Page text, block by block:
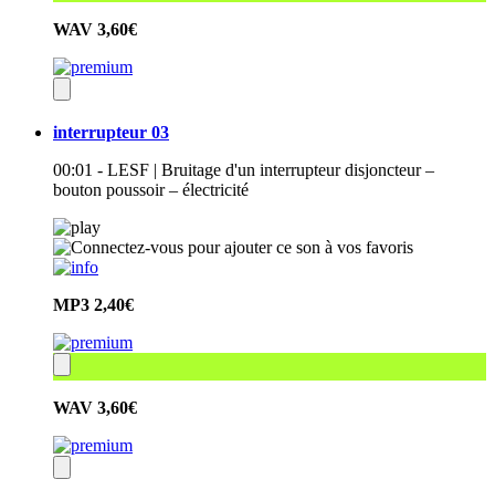
WAV 3,60€
interrupteur 03
00:01 - LESF | Bruitage d'un interrupteur disjoncteur –
bouton poussoir – électricité
MP3 2,40€
WAV 3,60€